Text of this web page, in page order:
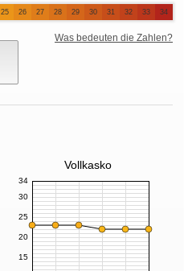
25 26 27 28 29 30 31 32 33 34
Was bedeuten die Zahlen?
Vollkasko
15
20
25
30
34